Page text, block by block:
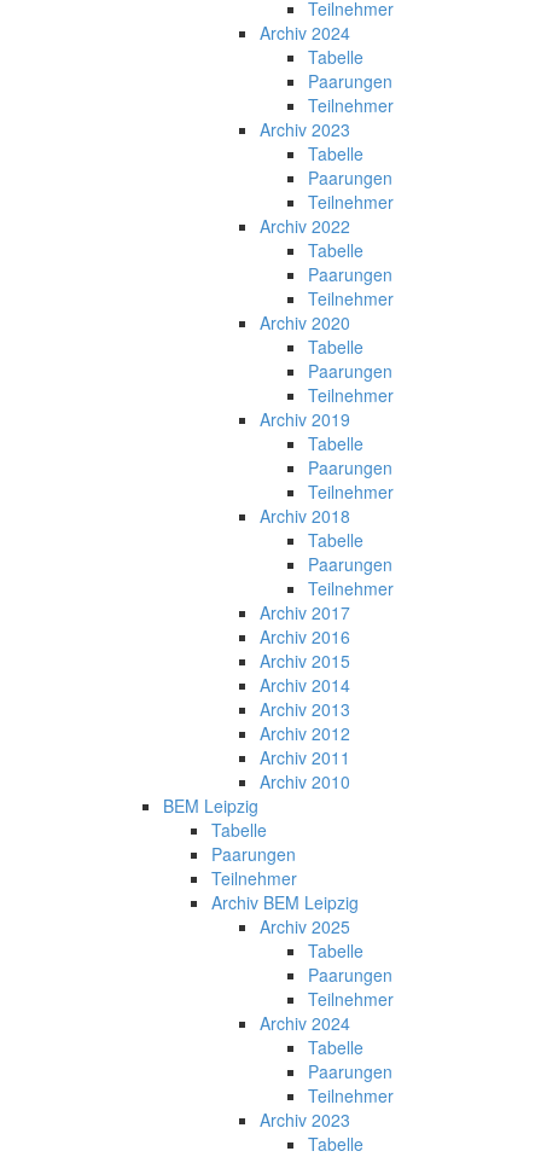
Teilnehmer
Archiv 2024
Tabelle
Paarungen
Teilnehmer
Archiv 2023
Tabelle
Paarungen
Teilnehmer
Archiv 2022
Tabelle
Paarungen
Teilnehmer
Archiv 2020
Tabelle
Paarungen
Teilnehmer
Archiv 2019
Tabelle
Paarungen
Teilnehmer
Archiv 2018
Tabelle
Paarungen
Teilnehmer
Archiv 2017
Archiv 2016
Archiv 2015
Archiv 2014
Archiv 2013
Archiv 2012
Archiv 2011
Archiv 2010
BEM Leipzig
Tabelle
Paarungen
Teilnehmer
Archiv BEM Leipzig
Archiv 2025
Tabelle
Paarungen
Teilnehmer
Archiv 2024
Tabelle
Paarungen
Teilnehmer
Archiv 2023
Tabelle